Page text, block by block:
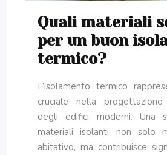
Quali materiali
per un buon
termico?
L’isolamento termico
cruciale nella
degli edifici moderni. Una
materiali isolanti non solo
abitativo, ma contribuisce